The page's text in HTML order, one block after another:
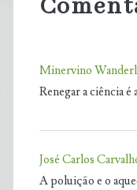
Minervino
Renegar a ciência é
José Carlos
A poluição e o